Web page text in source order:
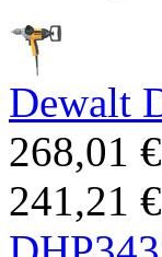
Dewalt
268,01 €
241,21 €